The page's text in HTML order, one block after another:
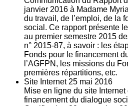
janvier 2016 à Madame
du travail, de l’emploi, de la
social. Ce rapport présente
au premier semestre 2015
n° 2015-87, à savoir : les
Fonds pour le financement
l’AGFPN, les missions du
premières répartitions, etc.
Site Internet 25 mai 2016
Mise en ligne du site
financement du dialogue